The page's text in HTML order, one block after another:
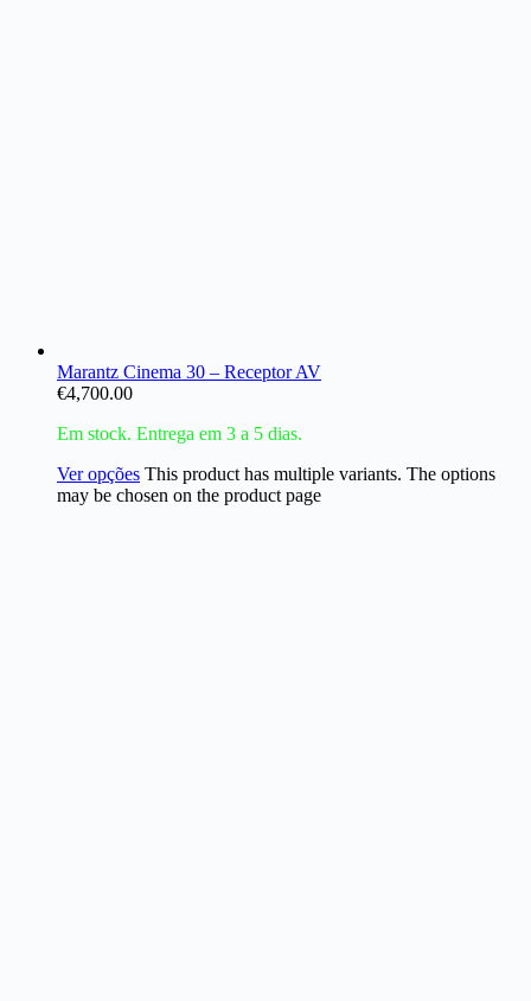
Marantz Cinema 30 – Receptor AV
€4,700.00
Em stock. Entrega em 3 a 5 dias.
Ver opções This product has multiple variants. The options
may be chosen on the product page